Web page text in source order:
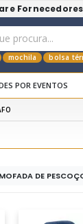
mochila bolsa
POR EVENTOS
DE